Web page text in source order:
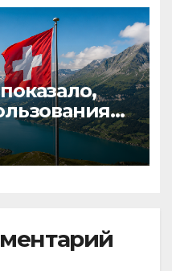
Швейцарии
в